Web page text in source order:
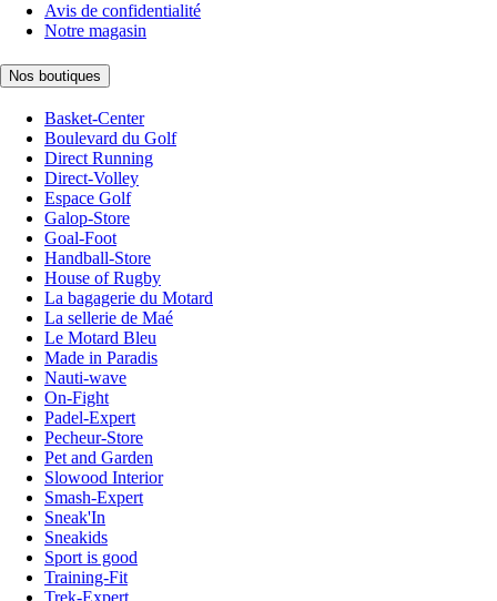
Avis de confidentialité
Notre magasin
Nos boutiques
Basket-Center
Boulevard du Golf
Direct Running
Direct-Volley
Espace Golf
Galop-Store
Goal-Foot
Handball-Store
House of Rugby
La bagagerie du Motard
La sellerie de Maé
Le Motard Bleu
Made in Paradis
Nauti-wave
On-Fight
Padel-Expert
Pecheur-Store
Pet and Garden
Slowood Interior
Smash-Expert
Sneak'In
Sneakids
Sport is good
Training-Fit
Trek-Expert